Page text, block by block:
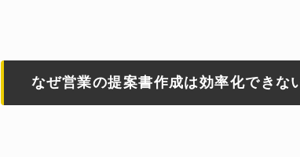
なぜ営業の提案書作成は効率化できな